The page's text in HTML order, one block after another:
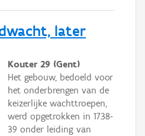
later
Kouter 29 (Gent)
Het gebouw, bedoeld voor
het onderbrengen van de
keizerlijke wachttroepen,
werd opgetrokken in 1738-
39 onder leiding van